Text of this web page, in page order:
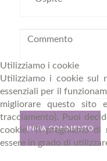
INVIA COMMENTO
Utilizziamo i cookie
Utilizziamo i cookie sul
essenziali per il
migliorare questo sito
tracciamento). Puoi
cookie. Ti preghiamo
essere in grado di